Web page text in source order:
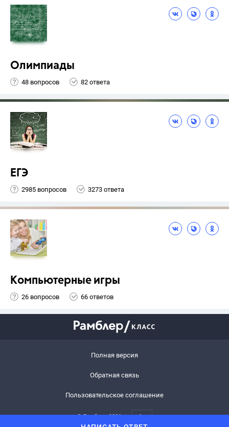
Олимпиады
48 вопросов 82 ответа
ЕГЭ
2985 вопросов 3273 ответа
Компьютерные игры
26 вопросов 66 ответов
Полная версия
Обратная связь
Пользовательское соглашение
© Рамблер,2026 6+